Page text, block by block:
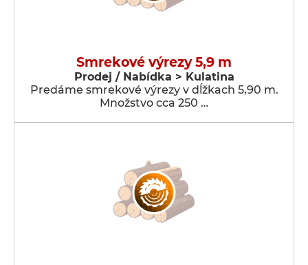
Smrekové výrezy 5,9 m
Prodej / Nabídka > Kulatina
Predáme smrekové výrezy v dĺžkach 5,90 m.
Množstvo cca 250 …